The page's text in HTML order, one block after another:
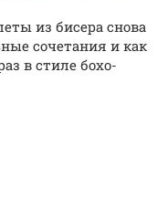
из бисера снова
сочетания и как
в стиле бохо-